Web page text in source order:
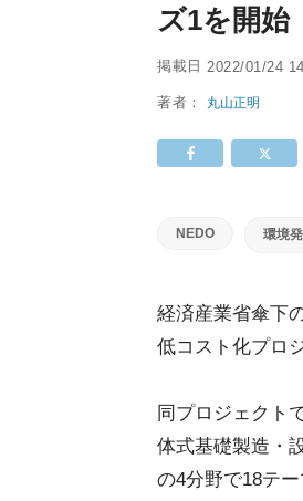
ズ1を開始
掲載日 2022/01/24
著者： 丸山正明
NEDO 環境
経済産業省傘下
低コスト化プロ
同プロジェクト
体式基礎製造・
の4分野で18テ